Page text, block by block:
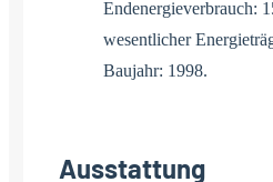
Endenergieverbrauch:
wesentlicher
Baujahr: 1998.
Ausstattung